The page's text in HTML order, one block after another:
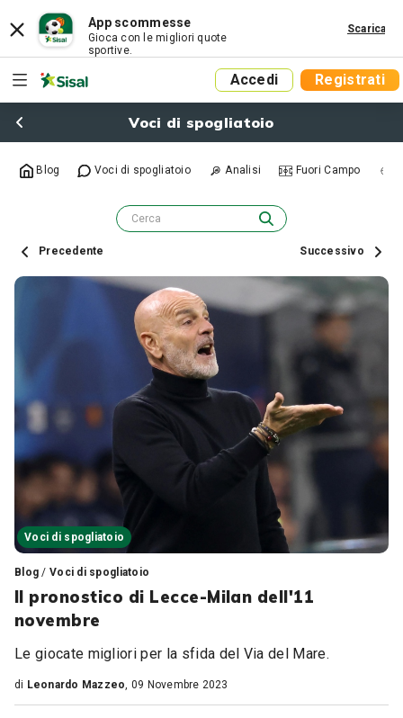
App scommesse
Gioca con le migliori quote
sportive.
Scarica
Accedi Registrati
Voci di spogliatoio
Blog Voci di spogliatoio Analisi Fuori Campo
Precedente Successivo
Voci di spogliatoio
Blog / Voci di spogliatoio
Il pronostico di Lecce-Milan dell'11
novembre
Le giocate migliori per la sfida del Via del Mare.
di Leonardo Mazzeo, 09 Novembre 2023